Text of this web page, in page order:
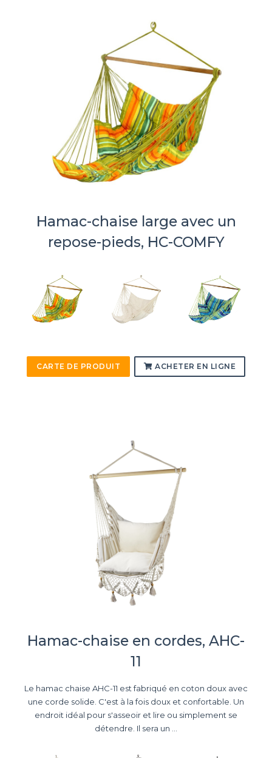
Hamac-chaise large avec un
repose-pieds, HC-COMFY
CARTE DE PRODUIT ACHETER EN LIGNE
Hamac-chaise en cordes, AHC-
11
Le hamac chaise AHC-11 est fabriqué en coton doux avec
une corde solide. C'est à la fois doux et confortable. Un
endroit idéal pour s'asseoir et lire ou simplement se
détendre. Il sera un ...